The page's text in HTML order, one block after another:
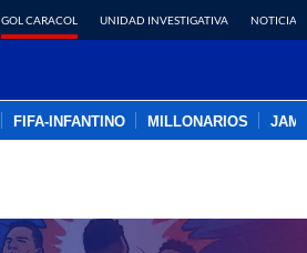
GOL CARACOL UNIDAD INVESTIGATIVA NOTICIAS
FIFA-INFANTINO MILLONARIOS